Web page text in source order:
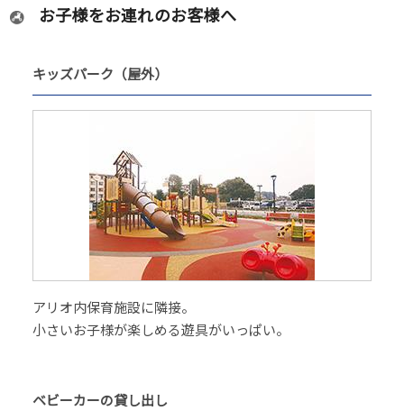
お子様をお連れのお客様へ
キッズパーク（屋外）
アリオ内保育施設に隣接。
小さいお子様が楽しめる遊具がいっぱい。
ベビーカーの貸し出し